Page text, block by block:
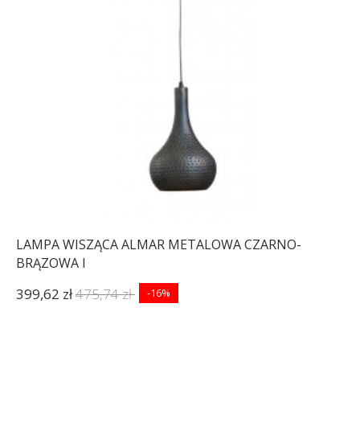
LAMPA WISZĄCA ALMAR METALOWA CZARNO-
BRĄZOWA I
399,62 zł475,74 zł -16%